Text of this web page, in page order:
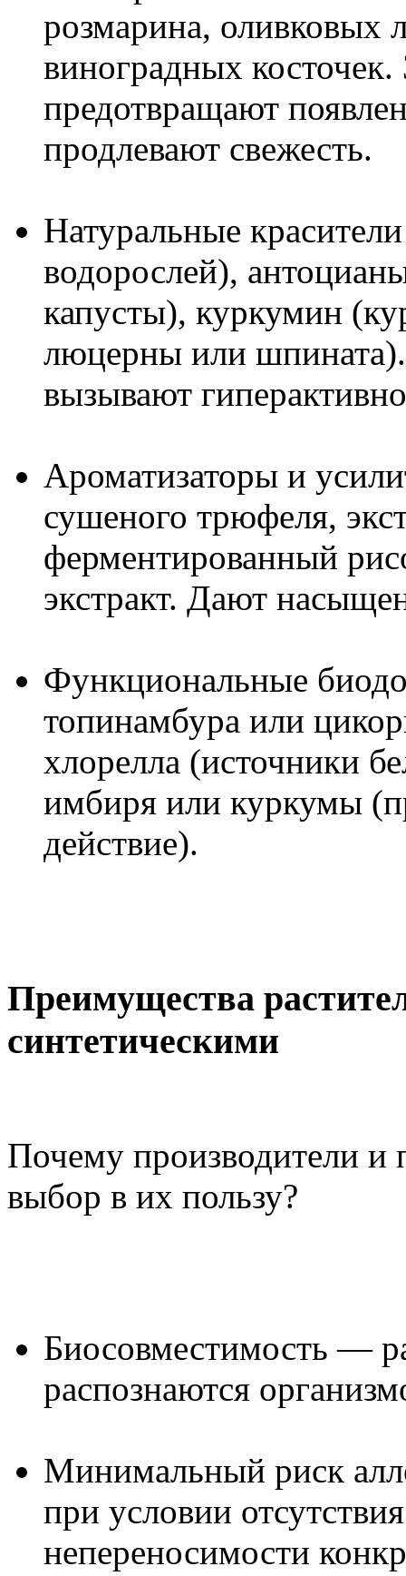
розмарина, оливковых
виноградных
предотвращают
продлевают свежесть.
Натуральные
водорослей),
капусты), куркумин
люцерны или шпината).
вызывают
Ароматизаторы и
сушеного трюфеля,
ферментированный
экстракт. Дают
Функциональные
топинамбура или
хлорелла (источники
имбиря или куркумы
действие).
Преимущества
синтетическими
Почему производители и
выбор в их пользу?
Биосовместимость —
распознаются
Минимальный риск
при условии
непереносимости